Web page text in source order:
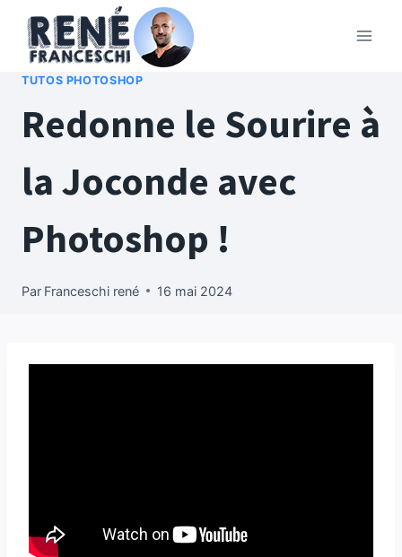
contenu
TUTOS PHOTOSHOP
Redonne le Sourire à
la Joconde avec
Photoshop !
Par Franceschi rené 16 mai 2024